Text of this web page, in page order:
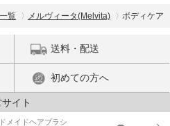
覧 メルヴィータ(Melvita) ボディケア
送料・配送
初めての方へ
イト
メイドヘアブラシ